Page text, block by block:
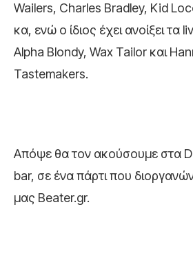
Wailers, Charles Βradley, Kid
κα, ενώ ο ίδιος έχει ανοίξει
Αlpha Blondy, Wax Tailor και
Tastemakers.
Απόψε θα τον ακούσουμε στα
bar, σε ένα πάρτι που
μας Beater.gr.